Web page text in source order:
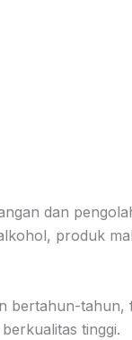
dan
produk
bertahun-tahun,
tinggi.